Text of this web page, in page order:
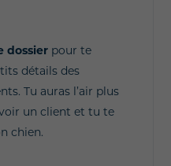
dossierpour te
détails des
Tu auras l’air plus
un client et tu te
chien.